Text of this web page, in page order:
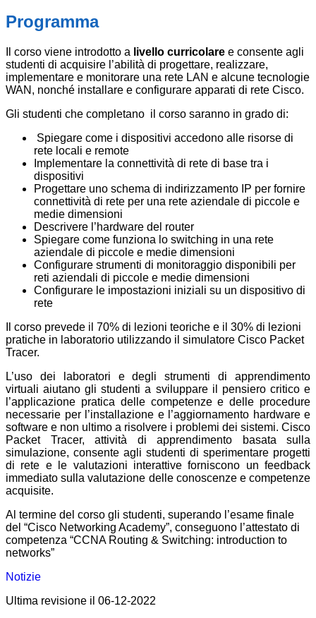
Programma
Il corso viene introdotto a livello curricolare e consente agli
studenti di acquisire l’abilità di progettare, realizzare,
implementare e monitorare una rete LAN e alcune tecnologie
WAN, nonché installare e configurare apparati di rete Cisco.
Gli studenti che completano il corso saranno in grado di:
Spiegare come i dispositivi accedono alle risorse di
rete locali e remote
Implementare la connettività di rete di base tra i
dispositivi
Progettare uno schema di indirizzamento IP per fornire
connettività di rete per una rete aziendale di piccole e
medie dimensioni
Descrivere l’hardware del router
Spiegare come funziona lo switching in una rete
aziendale di piccole e medie dimensioni
Configurare strumenti di monitoraggio disponibili per
reti aziendali di piccole e medie dimensioni
Configurare le impostazioni iniziali su un dispositivo di
rete
Il corso prevede il 70% di lezioni teoriche e il 30% di lezioni
pratiche in laboratorio utilizzando il simulatore Cisco Packet
Tracer.
L’uso dei laboratori e degli strumenti di apprendimento
virtuali aiutano gli studenti a sviluppare il pensiero critico e
l’applicazione pratica delle competenze e delle procedure
necessarie per l’installazione e l’aggiornamento hardware e
software e non ultimo a risolvere i problemi dei sistemi. Cisco
Packet Tracer, attività di apprendimento basata sulla
simulazione, consente agli studenti di sperimentare progetti
di rete e le valutazioni interattive forniscono un feedback
immediato sulla valutazione delle conoscenze e competenze
acquisite.
Al termine del corso gli studenti, superando l’esame finale
del “Cisco Networking Academy”, conseguono l’attestato di
competenza “CCNA Routing & Switching: introduction to
networks”
Notizie
Ultima revisione il 06-12-2022